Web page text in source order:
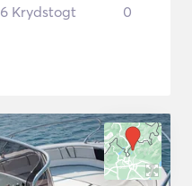
6 Krydstogt 0